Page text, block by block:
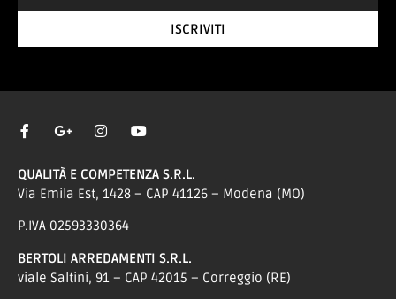
ISCRIVITI
QUALITÀ E COMPETENZA S.R.L.
Via Emila Est, 1428 – CAP 41126 – Modena (MO)
P.IVA 02593330364
BERTOLI ARREDAMENTI S.R.L.
viale Saltini, 91 – CAP 42015 – Correggio (RE)